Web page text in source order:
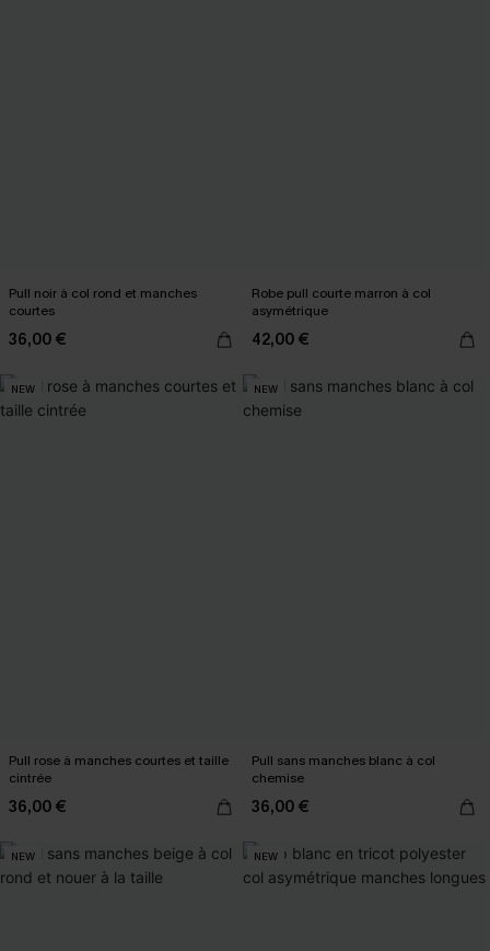
Pull noir à col rond et manches
courtes
36,00 €
Robe pull courte marron à col
asymétrique
42,00 €
NEW
Pull rose à manches courtes et taille
cintrée
36,00 €
NEW
Pull sans manches blanc à col
chemise
36,00 €
NEW NEW